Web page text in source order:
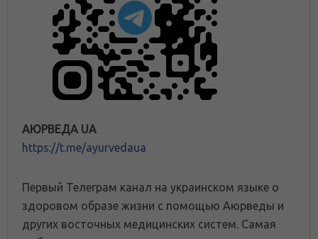
АЮРВЕДА UA
https://t.me/ayurvedaua
Первый Телеграм канал на украинском языке о
здоровом образе жизни с помощью Аюрведы и
других восточных медицинских систем. Самая